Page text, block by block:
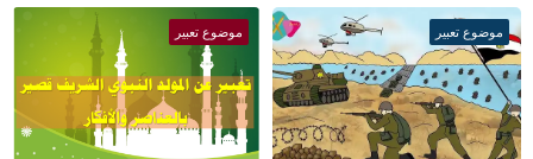
موضوع تعبير موضوع تعبير